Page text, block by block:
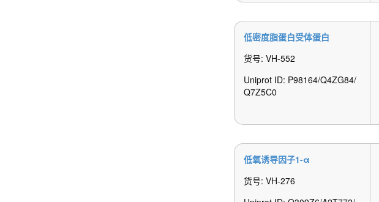
低密度脂蛋白受体蛋白
货号: VH-552
Uniprot ID: P98164/Q4ZG84/
Q7Z5C0
低氧诱导因子1-α
货号: VH-276